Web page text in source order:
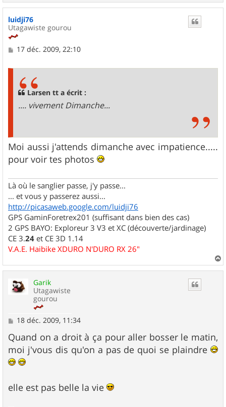
a
luidji76
Utagawiste gourou
M17 déc. 2009, 22:10
Larsen tt a écrit :
.... vivement Dimanche...
Moi aussi j'attends dimanche avec impatience.....
pour voir tes photos
Là où le sanglier passe, j'y passe...
... et vous y passerez aussi...
http://picasaweb.google.com/luidji76
GPS GaminForetrex201 (suffisant dans bien des cas)
2 GPS BAYO: Exploreur 3 V3 et XC (découverte/jardinage)
CE 3.24 et CE 3D 1.14
V.A.E. Haibike XDURO N'DURO RX 26"
a
Garik
Utagawiste
gourou
M
s
s
a
g
e
18 déc. 2009, 11:34
Quand on a droit à ça pour aller bosser le matin,
moi j'vous dis qu'on a pas de quoi se plaindre
elle est pas belle la vie